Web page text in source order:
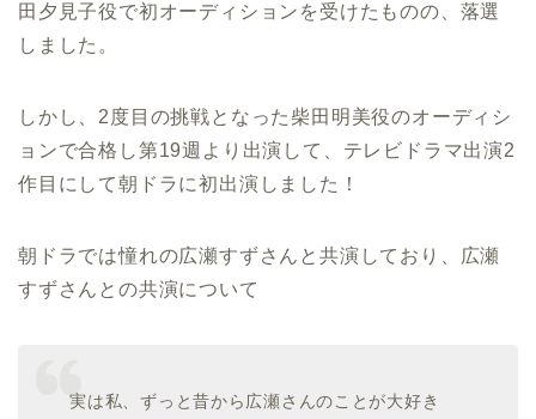
田夕見子役で初オーディションを受けたものの、落選
しました。
しかし、2度目の挑戦となった柴田明美役のオーディシ
ョンで合格し第19週より出演して、テレビドラマ出演2
作目にして朝ドラに初出演しました！
朝ドラでは憧れの広瀬すずさんと共演しており、広瀬
すずさんとの共演について
実は私、ずっと昔から広瀬さんのことが大好き